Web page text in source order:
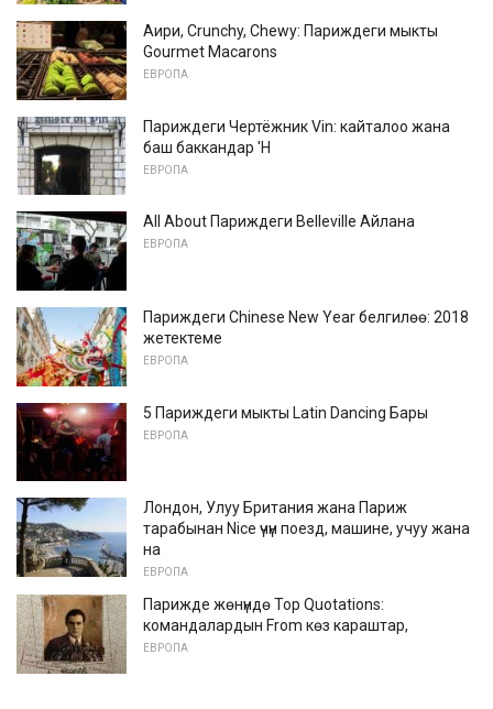
Аири, Crunchy, Chewy: Париждеги мыкты
Gourmet Macarons
ЕВРОПА
Париждеги Чертёжник Vin: кайталоо жана
баш баккандар 'Н
ЕВРОПА
All About Париждеги Belleville Айлана
ЕВРОПА
Париждеги Chinese New Year белгилөө: 2018
жетектеме
ЕВРОПА
5 Париждеги мыкты Latin Dancing Бары
ЕВРОПА
Лондон, Улуу Британия жана Париж
тарабынан Nice үчүн поезд, машине, учуу жана
на
ЕВРОПА
Парижде жөнүндө Top Quotations:
командалардын From көз караштар,
ЕВРОПА